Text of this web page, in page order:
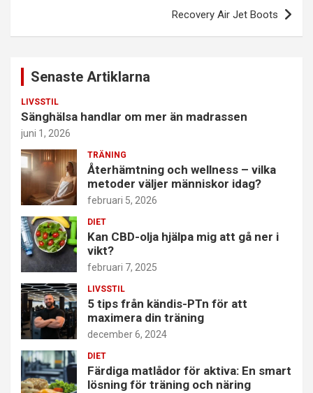
Recovery Air Jet Boots
Senaste Artiklarna
LIVSSTIL
Sänghälsa handlar om mer än madrassen
juni 1, 2026
TRÄNING
Återhämtning och wellness – vilka
metoder väljer människor idag?
februari 5, 2026
DIET
Kan CBD-olja hjälpa mig att gå ner i
vikt?
februari 7, 2025
LIVSSTIL
5 tips från kändis-PTn för att
maximera din träning
december 6, 2024
DIET
Färdiga matlådor för aktiva: En smart
lösning för träning och näring